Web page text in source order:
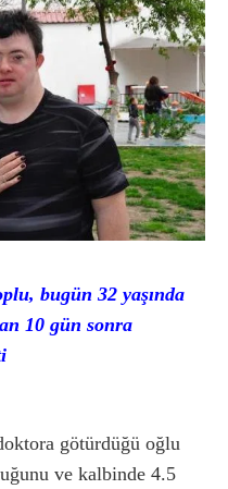
bugün 32 yaşında
10 gün sonra
götürdüğü oğlu
ve kalbinde 4.5